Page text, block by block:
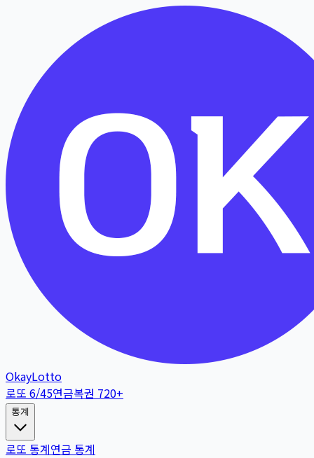
OkayLotto
로또 6/45연금복권 720+
통계
로또 통계연금 통계